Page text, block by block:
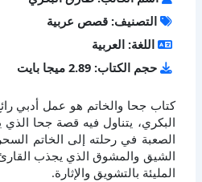
التصنيف: قصص عربية
اللغة: العربية
حجم الكتاب: 2.89 ميجا بايت
كتاب جحا والخاتم هو عمل أدبي
البكري، يتناول فيه قصة جحا
الصعبة في رحلته إلى الخاتم
الشيق والمشوق الذي يجذب
المليئة بالتشويق والإثارة.